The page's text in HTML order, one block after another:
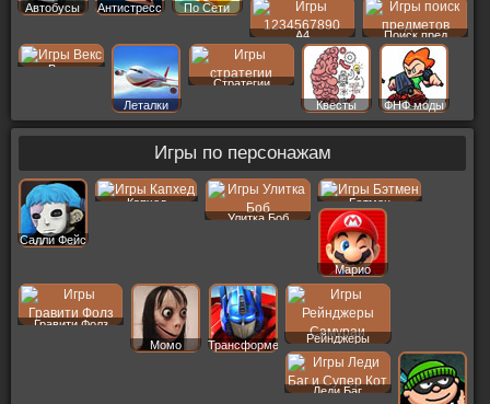
Автобусы Антистресс По Сети
A4 Поиск пред
Векс
Леталки
Стратегии
Квесты
ФНФ моды
Игры по персонажам
Салли Фейс
Капхед
Улитка Боб
Бэтмен
Марио
Гравити Фолз
Момо
Трансформеры
Рейнджеры
Леди Баг